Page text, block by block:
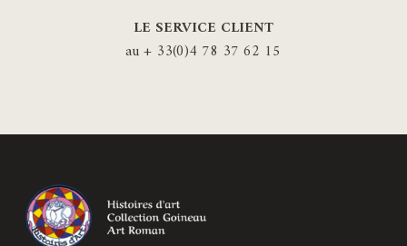
LE SERVICE CLIENT
au + 33(0)4 78 37 62 15